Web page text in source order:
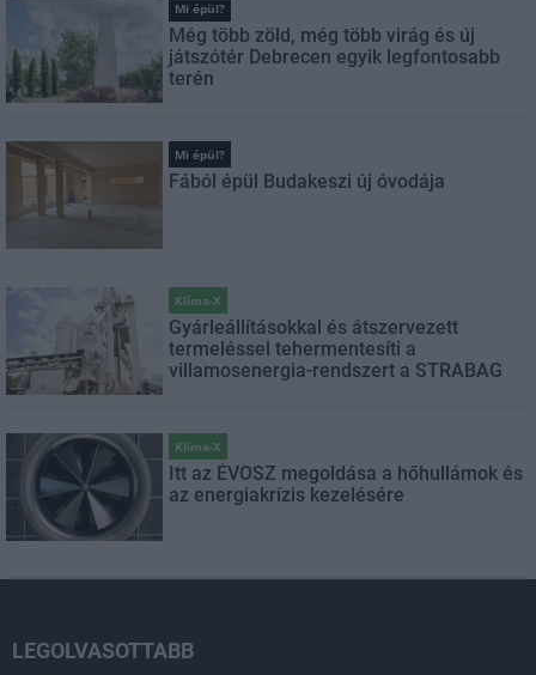
Mi épül?
Még több zöld, még több virág és új
játszótér Debrecen egyik legfontosabb
terén
Mi épül?
Fából épül Budakeszi új óvodája
Klíma-X
Gyárleállításokkal és átszervezett
termeléssel tehermentesíti a
villamosenergia-rendszert a STRABAG
Klíma-X
Itt az ÉVOSZ megoldása a hőhullámok és
az energiakrízis kezelésére
LEGOLVASOTTABB